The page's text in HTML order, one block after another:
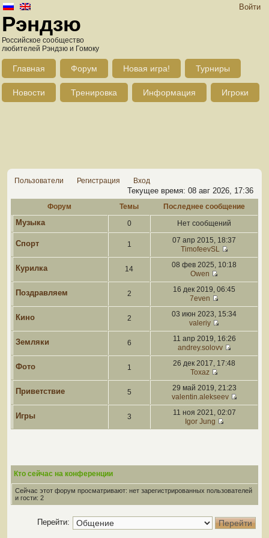
Войти
Рэндзю
Российское сообщество
любителей Рэндзю и Гомоку
Главная Форум Новая игра! Турниры
Новости Тренировка Информация Игроки
Пользователи Регистрация Вход
Текущее время: 08 авг 2026, 17:36
Форум Темы Последнее сообщение
Музыка 0 Нет сообщений
Спорт 1
07 апр 2015, 18:37
TimofeevSL
Курилка 14
08 фев 2025, 10:18
Owen
Поздравляем 2
16 дек 2019, 06:45
7even
Кино 2
03 июн 2023, 15:34
valeriy
Земляки 6
11 апр 2019, 16:26
andrey.solovv
Фото 1
26 дек 2017, 17:48
Toxaz
Приветствие 5
29 май 2019, 21:23
valentin.alekseev
Игры 3
11 ноя 2021, 02:07
Igor Jung
Кто сейчас на конференции
Сейчас этот форум просматривают: нет зарегистрированных пользователей
и гости: 2
Перейти: